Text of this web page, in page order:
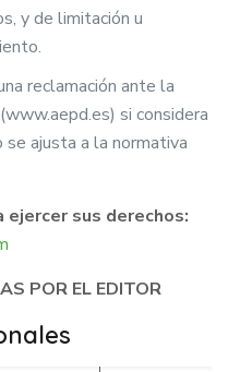
y de limitación u
reclamación ante la
si considera
ajusta a la normativa
sus derechos:
POR EL EDITOR